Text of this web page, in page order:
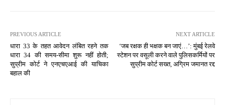
PREVIOUS ARTICLE
धारा 33 के तहत आवेदन लंबित रहने तक
धारा 34 की समय-सीमा शुरू नहीं होती;
सुप्रीम कोर्ट ने एनएचएआई की याचिका
बहाल की
NEXT ARTICLE
‘जब रक्षक ही भक्षक बन जाएं…’: मुंबई रेलवे
स्टेशन पर वसूली करने वाले पुलिसकर्मियों पर
सुप्रीम कोर्ट सख्त, अग्रिम जमानत रद्द